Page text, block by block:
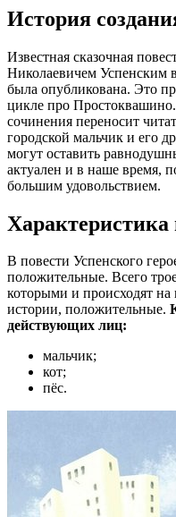
История
Известная сказочная
Николаевичем Успенским
была опубликована. Это
цикле про
сочинения переносит
городской мальчик и его
могут оставить
актуален и в наше время,
большим удовольствием.
Характеристика
В повести Успенского
положительные. Всего
которыми и происходят на
истории, положительные.
действующих лиц:
мальчик;
кот;
пёс.